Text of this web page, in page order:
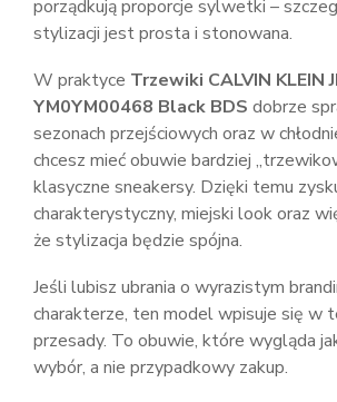
porządkują proporcje sylwetki –
stylizacji jest prosta i stonowana.
W praktyce Trzewiki CALVIN KLEIN
YM0YM00468 Black BDS dobrze
sezonach przejściowych oraz w
chcesz mieć obuwie bardziej
klasyczne sneakersy. Dzięki temu
charakterystyczny, miejski look oraz
że stylizacja będzie spójna.
Jeśli lubisz ubrania o wyrazistym
charakterze, ten model wpisuje się w
przesady. To obuwie, które wygląda
wybór, a nie przypadkowy zakup.